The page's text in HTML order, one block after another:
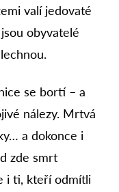
valí jedovaté
obyvatelé
se bortí – a
nálezy. Mrtvá
a dokonce i
zde smrt
i ti, kteří odmítli